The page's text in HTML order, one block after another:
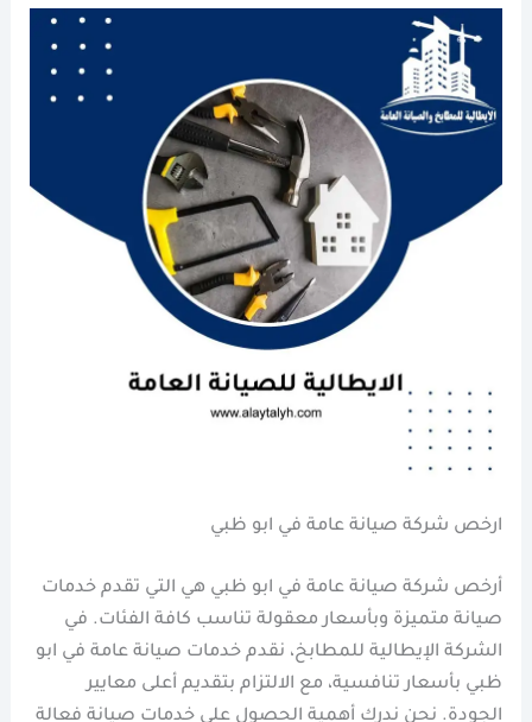
ارخص شركة صيانة عامة في ابو ظبي
أرخص شركة صيانة عامة في ابو ظبي هي التي تقدم خدمات
صيانة متميزة وبأسعار معقولة تناسب كافة الفئات. في
الشركة الإيطالية للمطابخ، نقدم خدمات صيانة عامة في ابو
ظبي بأسعار تنافسية، مع الالتزام بتقديم أعلى معايير
الجودة. نحن ندرك أهمية الحصول على خدمات صيانة فعالة